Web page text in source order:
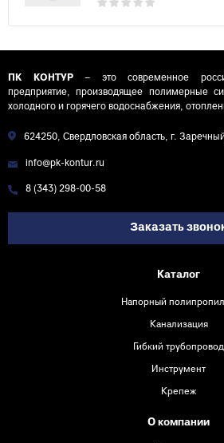
ПК КОНТУР– это современное
предприятие, производящее полимерные
холодного и горячего водоснабжения,
624250, Свердловская область, г.
info@pk-kontur.ru
8 (343) 298-00-58
Заказать
Каталог
Напорный
Канализация
Гибкий трубопровод
Инструмент
Крепеж
О компании